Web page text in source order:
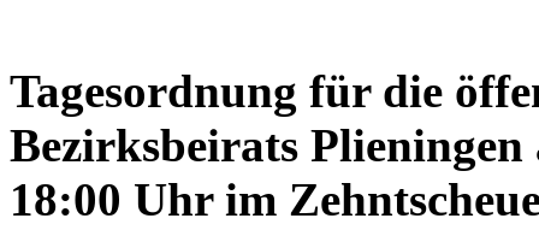
Tagesordnung für die
Bezirksbeirats
18:00 Uhr im